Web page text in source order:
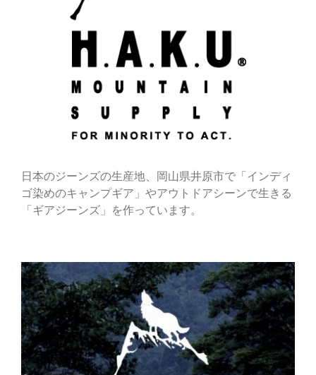
日本のジーンズの生産地、岡山県井原市で「インディ
ゴ染めのキャンプギア」やアウトドアシーンで生きる
「ギアジーンズ」を作っています。